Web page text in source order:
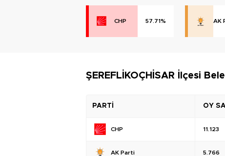
CHP 57.71% AK
ŞEREFLİKOÇHİSAR İlçesi
PARTİ OY
CHP 11.123
AK Parti 5.766